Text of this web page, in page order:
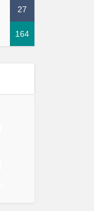
27
164